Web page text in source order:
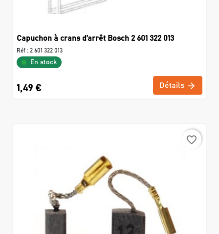
Capuchon à crans d’arrêt Bosch 2 601 322 013
Réf : 2 601 322 013
En stock
1,49 € Détails
favorite_border